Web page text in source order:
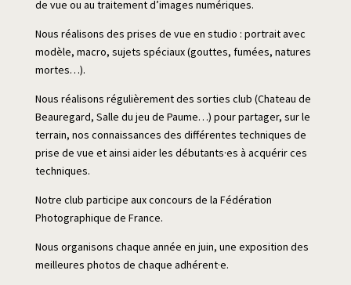
de vue ou au traitement d’images numériques.
Nous réalisons des prises de vue en studio : portrait avec
modèle, macro, sujets spéciaux (gouttes, fumées, natures
mortes…).
Nous réalisons régulièrement des sorties club (Chateau de
Beauregard, Salle du jeu de Paume…) pour partager, sur le
terrain, nos connaissances des différentes techniques de
prise de vue et ainsi aider les débutants·es à acquérir ces
techniques.
Notre club participe aux concours de la Fédération
Photographique de France.
Nous organisons chaque année en juin, une exposition des
meilleures photos de chaque adhérent·e.